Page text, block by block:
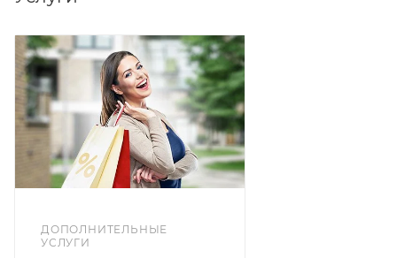
ДОПОЛНИТЕЛЬНЫЕ
УСЛУГИ